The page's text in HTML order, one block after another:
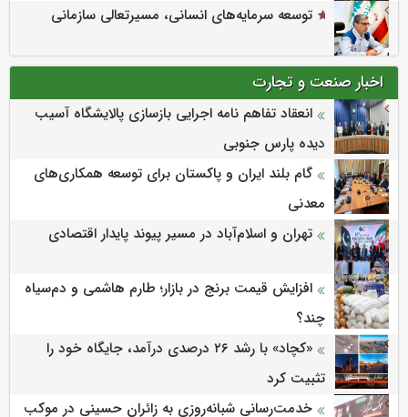
توسعه سرمایه‌های انسانی، مسیرتعالی سازمانی
اخبار صنعت و تجارت
انعقاد تفاهم نامه اجرایی بازسازی پالایشگاه آسیب
دیده پارس جنوبی
گام بلند ایران و پاکستان برای توسعه همکاری‌های
معدنی
تهران و اسلام‌آباد در مسیر پیوند پایدار اقتصادی
افزایش قیمت برنج در بازار؛ طارم هاشمی و دم‌سیاه
چند؟
«کچاد» با رشد ۲۶ درصدی درآمد، جایگاه خود را
تثبیت کرد
خدمت‌رسانی شبانه‌روزی به زائران حسینی در موکب